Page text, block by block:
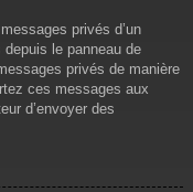
privés d’un
le panneau de
privés de manière
ces messages aux
d’envoyer des